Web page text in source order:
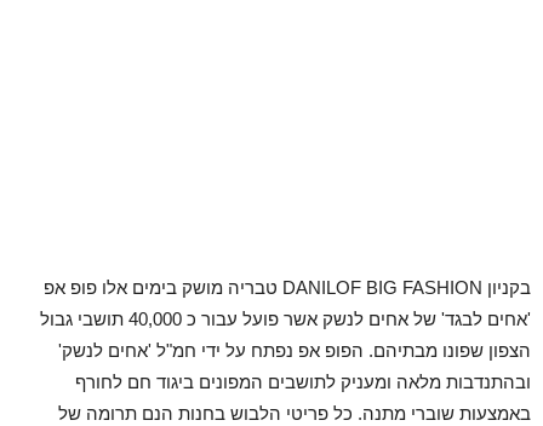
בקניון DANILOF BIG FASHION טבריה מושק בימים אלו פופ אפ
'אחים לבגד' של אחים לנשק אשר פועל עבור כ 40,000 תושבי גבול
הצפון שפונו מבתיהם. הפופ אפ נפתח על ידי חמ"ל 'אחים לנשק'
ובהתנדבות מלאה ומעניק לתושבים המפונים ביגוד חם לחורף
באמצעות שוברי מתנה. כל פריטי הלבוש בחנות הנם תרומה של